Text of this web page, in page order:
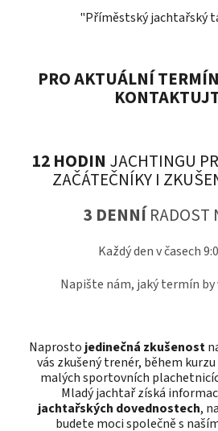
"Příměstský jachtařský
PRO AKTUÁLNÍ
12 HODIN JACHTINGU
ZAČÁTEČNÍKY I
3 DENNÍRADOST
Každý den v časech
Napište nám, jaký termín by
Naprosto jedinečná zkušenost
vás zkušený trenér, během
malých sportovních
Mladý jachtař získá
jachtařských dovednostech,
budete moci společně s